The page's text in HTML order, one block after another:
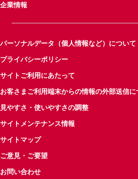
企業情報
パーソナルデータ（個人情報など）について
プライバシーポリシー
サイトご利用にあたって
お客さまご利用端末からの情報の外部送信に
見やすさ・使いやすさの調整
サイトメンテナンス情報
サイトマップ
ご意見・ご要望
お問い合わせ